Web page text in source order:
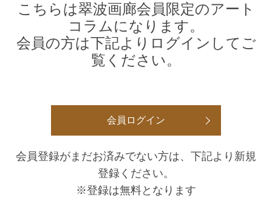
こちらは翠波画廊会員限定のアート
コラムになります。
会員の方は下記よりログインしてご
覧ください。
会員ログイン
会員登録がまだお済みでない方は、下記より新規
登録ください。
※登録は無料となります